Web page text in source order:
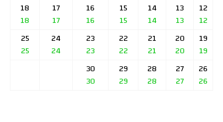
12
12
13
13
14
14
15
15
16
16
17
17
18
18
19
19
20
20
21
21
22
22
23
23
24
24
25
25
26
26
27
27
28
28
29
29
30
30